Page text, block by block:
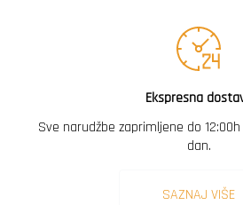
Ekspresna
Sve narudžbe zaprimljene do
dan.
SAZNAJ VIŠE